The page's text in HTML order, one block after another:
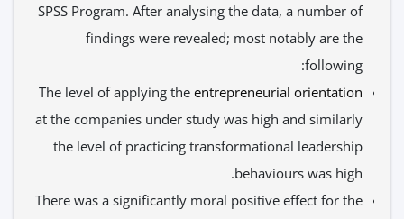
SPSS Program. After analysing the data, a number of
findings were revealed; most notably are the
following:
The level of applying theentrepreneurial orientation
at the companies under study was high and similarly
the level of practicing transformational leadership
behaviours was high.
There was a significantly moral positive effect for the